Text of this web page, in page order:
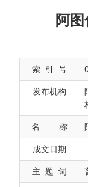
阿
索 引 号
发布机构
名 称
成文日期
主 题 词
按照国家和自
疫、佩戴耳标、
入，牲畜出栏时符